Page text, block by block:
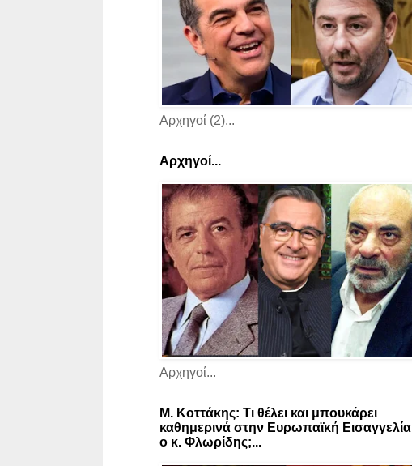
Αρχηγοί (2)...
Αρχηγοί...
Αρχηγοί...
Μ. Κοττάκης: Τι θέλει και μπουκάρει
καθημερινά στην Ευρωπαϊκή Εισαγγελία
ο κ. Φλωρίδης;...